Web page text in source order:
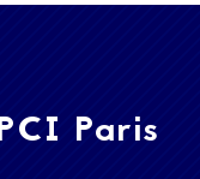
Paris